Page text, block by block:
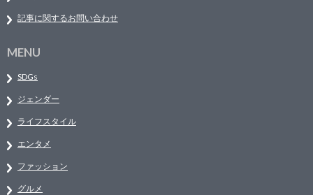
記事に関するお問い合わせ
MENU
SDGs
ジェンダー
ライフスタイル
エンタメ
ファッション
グルメ